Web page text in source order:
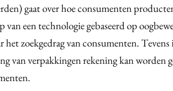
gaat over hoe consumenten
een technologie gebaseerd op
het zoekgedrag van consumenten.
van verpakkingen rekening kan worden